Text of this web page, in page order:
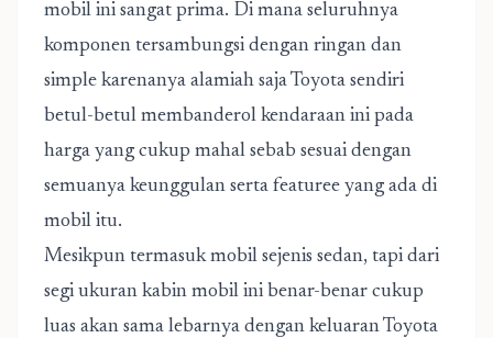
mobil ini sangat prima. Di mana seluruhnya
komponen tersambungsi dengan ringan dan
simple karenanya alamiah saja Toyota sendiri
betul-betul membanderol kendaraan ini pada
harga yang cukup mahal sebab sesuai dengan
semuanya keunggulan serta featuree yang ada di
mobil itu.
Mesikpun termasuk mobil sejenis sedan, tapi dari
segi ukuran kabin mobil ini benar-benar cukup
luas akan sama lebarnya dengan keluaran Toyota